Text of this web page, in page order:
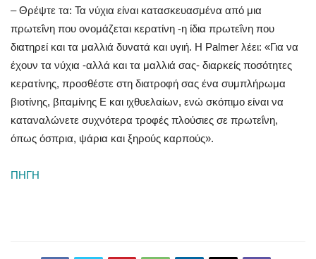
– Θρέψτε τα: Τα νύχια είναι κατασκευασμένα από μια
πρωτεΐνη που ονομάζεται κερατίνη -η ίδια πρωτεΐνη που
διατηρεί και τα μαλλιά δυνατά και υγιή. Η Palmer λέει: «Για να
έχουν τα νύχια -αλλά και τα μαλλιά σας- διαρκείς ποσότητες
κερατίνης, προσθέστε στη διατροφή σας ένα συμπλήρωμα
βιοτίνης, βιταμίνης Ε και ιχθυελαίων, ενώ σκόπιμο είναι να
καταναλώνετε συχνότερα τροφές πλούσιες σε πρωτεΐνη,
όπως όσπρια, ψάρια και ξηρούς καρπούς».
ΠΗΓΗ